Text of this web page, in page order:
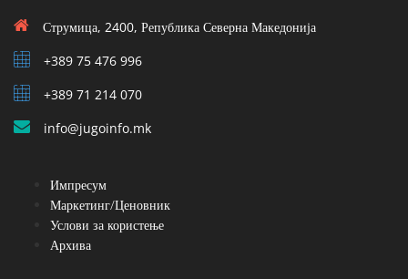
Струмица, 2400, Република Северна Македонија
+389 75 476 996
+389 71 214 070
info@jugoinfo.mk
Импресум
Маркетинг/Ценовник
Услови за користење
Архива